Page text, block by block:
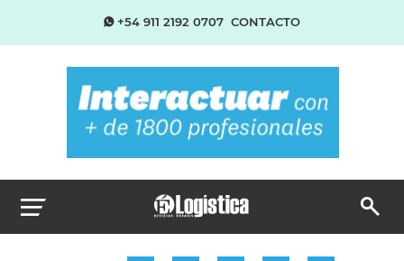
+54 911 2192 0707 CONTACTO